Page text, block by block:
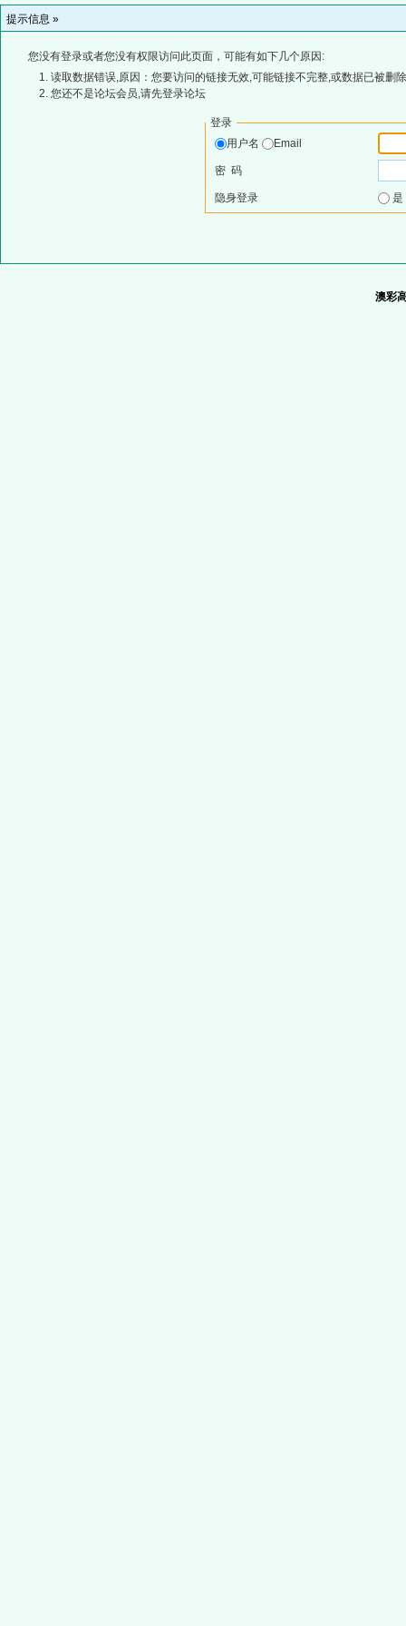
提示信息 »
您没有登录或者您没有权限访问此页面，可能有如下几个原因:
读取数据错误,原因：您要访问的链接无效,可能链接不完整,或数据已被删
您还不是论坛会员,请先登录论坛
登录
用户名
Email
密 码
隐身登录
澳彩